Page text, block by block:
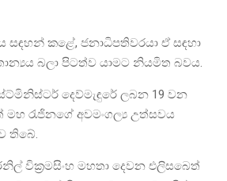
සඳහන් කළේ, ජනාධිපතිවරයා ඒ සඳහා
බලා පිටත්ව යාමට නියමිත බවය.
දෙව්මැඳුරේ ලබන 19 වන
රැජිනගේ අවමංගල්‍ය උත්සවය
තිබේ.
වික්‍රමසිංහ මහතා දෙවන එලිසබෙත්